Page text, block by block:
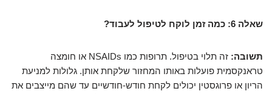
שאלה 6: כמה זמן לוקח לטיפול לעבוד?
תשובה:
זה תלוי בטיפול. תרופות כמו NSAIDs או חומצה
טראנקסמית פועלות באותו המחזור שלקחת אותן. גלולות למניעת
הריון או פרוגסטין יכולים לקחת חודש-חודשיים עד שהם מייצבים את